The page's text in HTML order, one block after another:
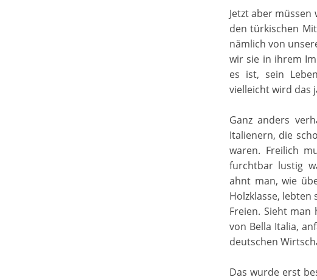
Jetzt aber
den türkischen
nämlich von
wir sie in ihrem
es ist, sein
vielleicht wird das
Ganz anders
Italienern, die
waren. Freilich
furchtbar lustig
ahnt man, wie
Holzklasse, lebten
Freien. Sieht man
von Bella Italia,
deutschen
Das wurde erst